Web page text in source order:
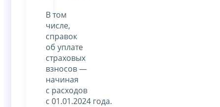
В том
числе,
справок
об уплате
страховых
взносов —
начиная
с расходов
с 01.01.2024 года.